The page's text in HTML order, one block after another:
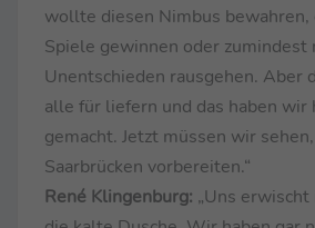
wollte diesen Nimbus bewahren,
Spiele gewinnen oder zumindest
Unentschieden rausgehen. Aber
alle für liefern und das haben wir
gemacht. Jetzt müssen wir
Saarbrücken vorbereiten.“
René Klingenburg: „Uns